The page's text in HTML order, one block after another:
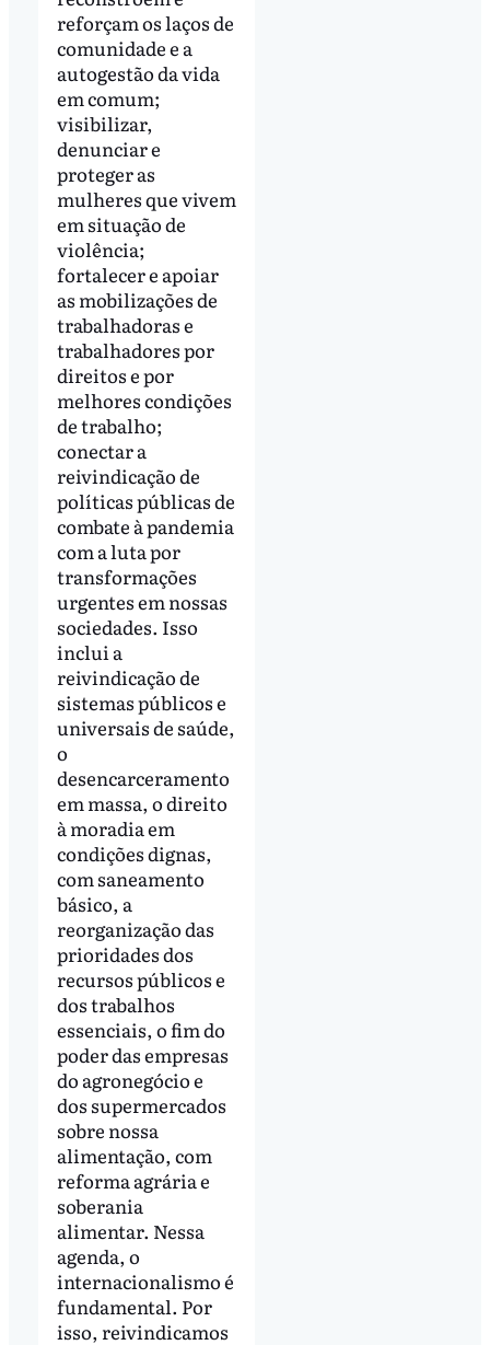
reforçam os laços de
comunidade e a
autogestão da vida
em comum;
visibilizar,
denunciar e
proteger as
mulheres que vivem
em situação de
violência;
fortalecer e apoiar
as mobilizações de
trabalhadoras e
trabalhadores por
direitos e por
melhores condições
de trabalho;
conectar a
reivindicação de
políticas públicas de
combate à pandemia
com a luta por
transformações
urgentes em nossas
sociedades. Isso
inclui a
reivindicação de
sistemas públicos e
universais de saúde,
o
desencarceramento
em massa, o direito
à moradia em
condições dignas,
com saneamento
básico, a
reorganização das
prioridades dos
recursos públicos e
dos trabalhos
essenciais, o fim do
poder das empresas
do agronegócio e
dos supermercados
sobre nossa
alimentação, com
reforma agrária e
soberania
alimentar. Nessa
agenda, o
internacionalismo é
fundamental. Por
isso, reivindicamos